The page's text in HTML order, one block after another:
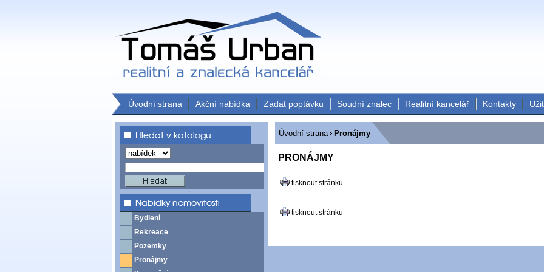
Úvodní strana Akční nabídka Zadat poptávku Soudní znalec Realitní kancelář Kontakty
Bydlení
Rekreace
Pozemky
Pronájmy
Úvodní strana Pronájmy
PRONÁJMY
tisknout stránku
tisknout stránku